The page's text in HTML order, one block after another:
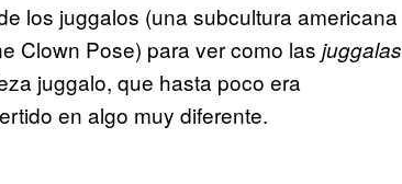
los juggalos (una subcultura americana
Clown Pose) para ver como las juggalas
juggalo, que hasta poco era
en algo muy diferente.